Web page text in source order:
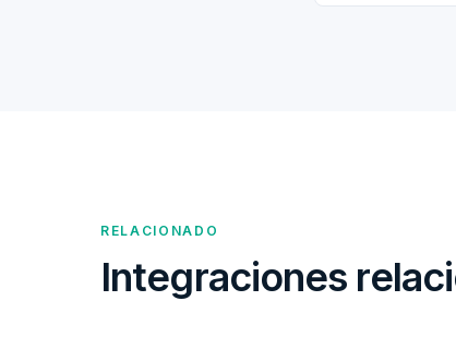
RELACIONADO
Integraciones